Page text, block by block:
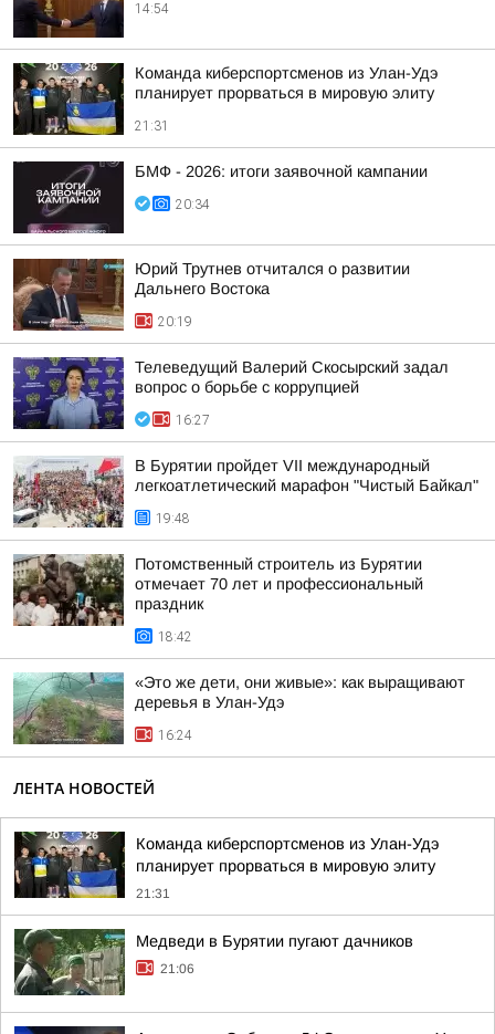
14:54
Команда киберспортсменов из Улан-Удэ
планирует прорваться в мировую элиту
21:31
БМФ - 2026: итоги заявочной кампании
20:34
Юрий Трутнев отчитался о развитии
Дальнего Востока
20:19
Телеведущий Валерий Скосырский задал
вопрос о борьбе с коррупцией
16:27
В Бурятии пройдет VII международный
легкоатлетический марафон "Чистый Байкал"
19:48
Потомственный строитель из Бурятии
отмечает 70 лет и профессиональный
праздник
18:42
«Это же дети, они живые»: как выращивают
деревья в Улан-Удэ
16:24
ЛЕНТА НОВОСТЕЙ
Команда киберспортсменов из Улан-Удэ
планирует прорваться в мировую элиту
21:31
Медведи в Бурятии пугают дачников
21:06